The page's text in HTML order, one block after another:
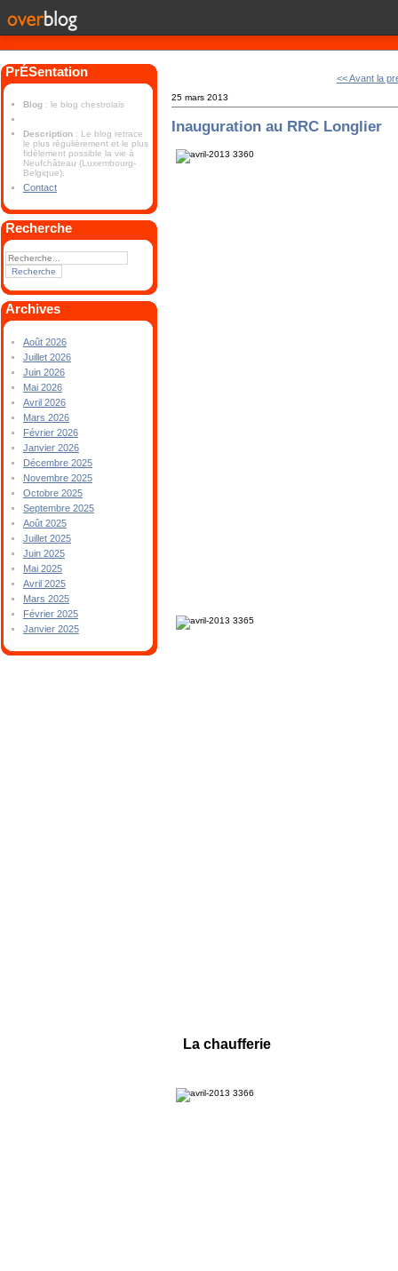
PrÉSentation
Blog : le blog chestrolais
Description : Le blog retrace
le plus régulièrement et le plus
fidèlement possible la vie à
Neufchâteau (Luxembourg-
Belgique).
Contact
Recherche
Archives
Août 2026
Juillet 2026
Juin 2026
Mai 2026
Avril 2026
Mars 2026
Février 2026
Janvier 2026
Décembre 2025
Novembre 2025
Octobre 2025
Septembre 2025
Août 2025
Juillet 2025
Juin 2025
Mai 2025
Avril 2025
Mars 2025
Février 2025
Janvier 2025
<< Avant la
25 mars 2013
Inauguration au RRC Longlier
La chaufferie